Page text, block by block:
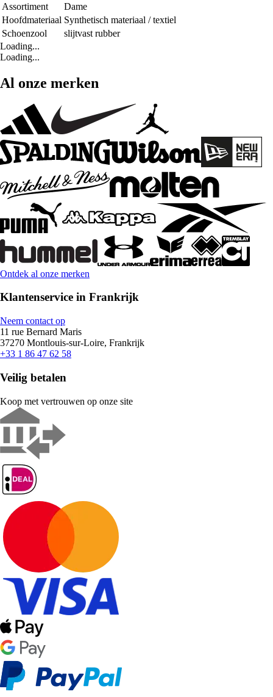
Assortiment
Dame
Hoofdmateriaal Synthetisch materiaal / textiel
Schoenzool
slijtvast rubber
Loading...
Loading...
Al onze merken
Ontdek al onze merken
Klantenservice in Frankrijk
Neem contact op
11 rue Bernard Maris
37270 Montlouis-sur-Loire, Frankrijk
+33 1 86 47 62 58
Veilig betalen
Koop met vertrouwen op onze site